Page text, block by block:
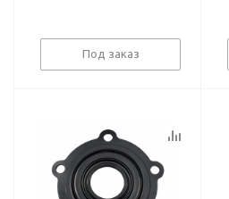
Под заказ